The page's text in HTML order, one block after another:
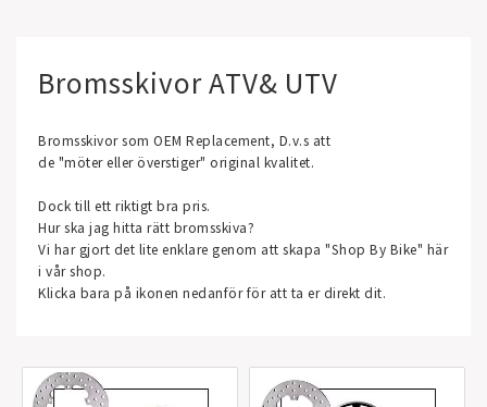
Bromsskivor ATV& UTV
Bromsskivor som OEM Replacement, D.v.s att
de "möter eller överstiger" original kvalitet.
Dock till ett riktigt bra pris.
Hur ska jag hitta rätt bromsskiva?
Vi har gjort det lite enklare genom att skapa "Shop By Bike" här
i vår shop.
Klicka bara på ikonen nedanför för att ta er direkt dit.